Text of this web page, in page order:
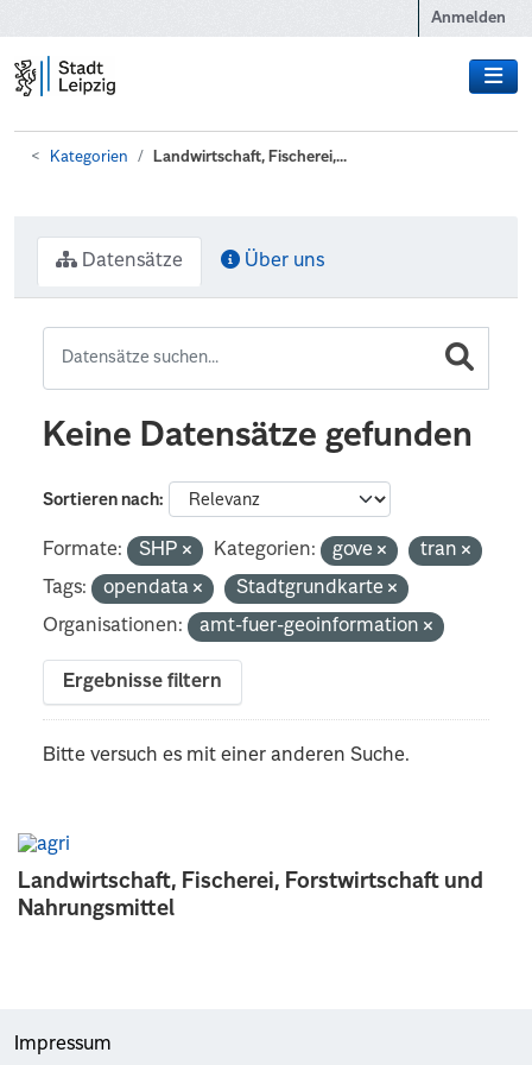
Anmelden
Kategorien Landwirtschaft, Fischerei,...
Landwirtschaft, Fischerei, Forstwirtschaft und
Nahrungsmittel
Datensätze Über uns
Keine Datensätze gefunden
Sortieren nach
Formate: SHP Kategorien: gove
tran
Tags:
opendata
Stadtgrundkarte
Organisationen:
amt-fuer-geoinformation
Ergebnisse filtern
Bitte versuch es mit einer anderen Suche.
Impressum